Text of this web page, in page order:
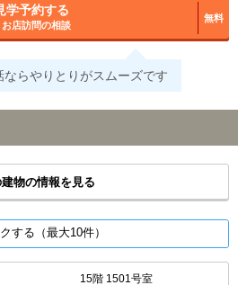
学予約する
お店訪問の相談
無料
ならやりとりがスムーズです
物の情報を見る
する（最大10件）
15階 1501号室